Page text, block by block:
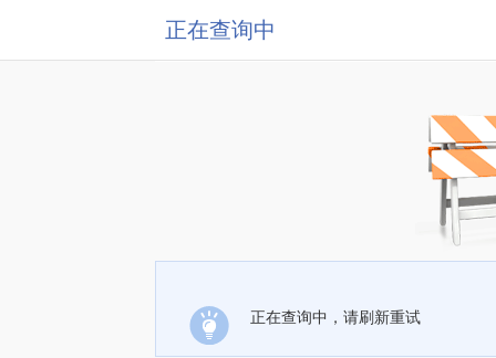
正在查询中
正在查询中，请刷新重试